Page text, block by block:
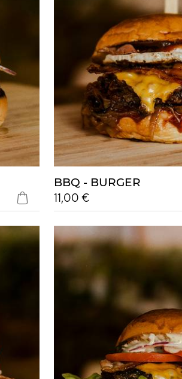
BBQ - BURGER
11,00 €